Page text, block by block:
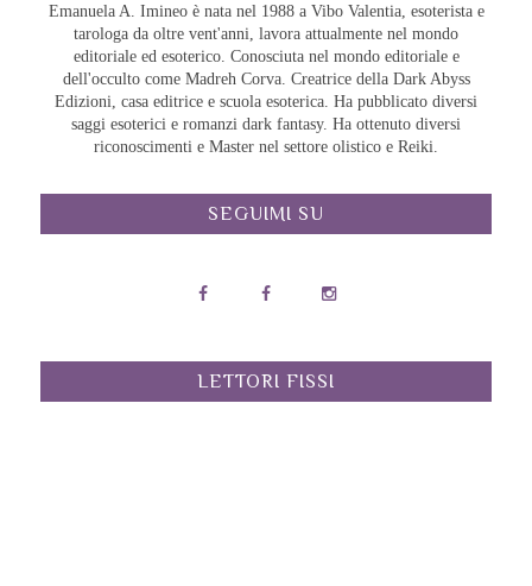
Emanuela A. Imineo è nata nel 1988 a Vibo Valentia, esoterista e
tarologa da oltre vent'anni, lavora attualmente nel mondo
editoriale ed esoterico. Conosciuta nel mondo editoriale e
dell'occulto come Madreh Corva. Creatrice della Dark Abyss
Edizioni, casa editrice e scuola esoterica. Ha pubblicato diversi
saggi esoterici e romanzi dark fantasy. Ha ottenuto diversi
riconoscimenti e Master nel settore olistico e Reiki.
SEGUIMI SU
LETTORI FISSI